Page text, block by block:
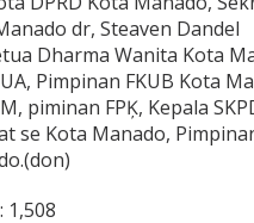
dr, Steaven Dandel
Dharma Wanita Kota
Pimpinan FKUB Kota
piminan FPĶ, Kepala
se Kota Manado,
1,508